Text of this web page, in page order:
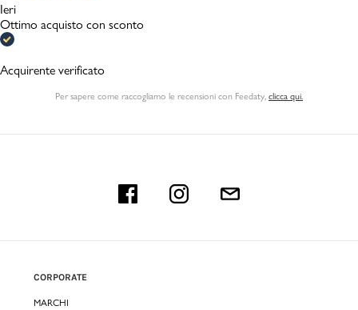
Ieri
Ottimo acquisto con sconto
Acquirente verificato
Per sapere come raccogliamo le recensioni con Feedaty, clicca qui.
CORPORATE
MARCHI